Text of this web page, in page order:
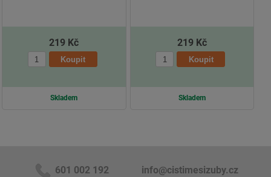
219 Kč
Skladem
219 Kč
Skladem
601 002 192 info@cistimesizuby.cz